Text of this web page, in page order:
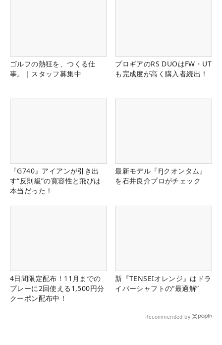
ゴルフの熱狂を、つくる仕
事。｜スタッフ募集中
プロギアのRS DUOはFW・UT
も完成度が高く購入者続出！
『G740』アイアンが引き出
す“反則級”の寛容性と飛びは
本当だった！
最新モデル『FJクオンタム』
を石井良介プロがチェック
4日間限定配布！11月までの
プレーに2回使える1,500円分
クーポン配布中！
新『TENSEIオレンジ』はドラ
イバーシャフトの“最適解”
Recommended by